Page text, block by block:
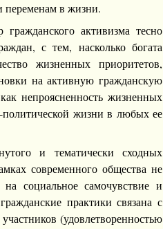
переменам в жизни.
активизма тесно
с тем, насколько богата
жизненных приоритетов,
на активную гражданскую
непроясненность жизненных
жизни в любых ее
и тематически сходных
современного общества не
на социальное самочувствие и
практики связана с
(удовлетворенностью